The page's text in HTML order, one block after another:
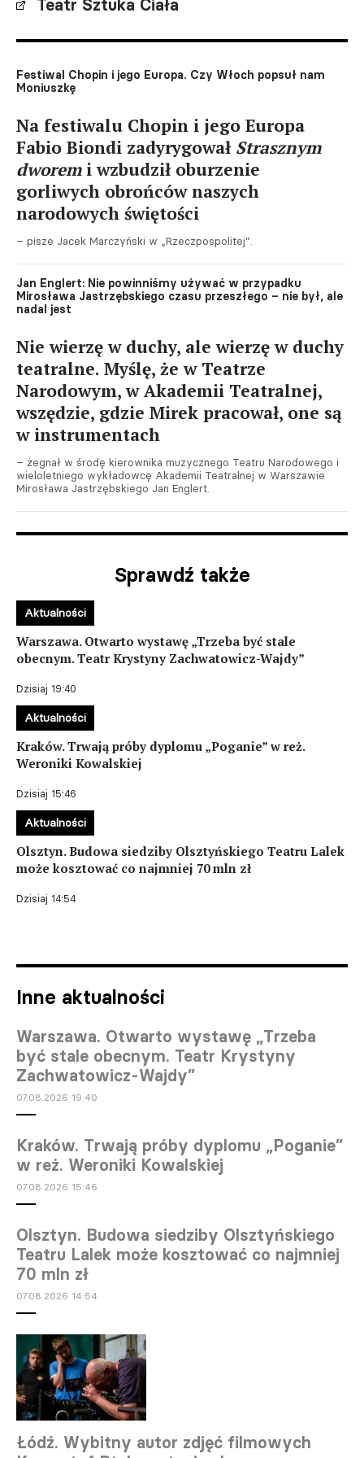
Teatr Sztuka Ciała
Festiwal Chopin i jego Europa. Czy Włoch popsuł nam
Moniuszkę
Na festiwalu Chopin i jego Europa
Fabio Biondi zadyrygował Strasznym
dworemi wzbudził oburzenie
gorliwych obrońców naszych
narodowych świętości
– pisze Jacek Marczyński w „Rzeczpospolitej”.
Jan Englert: Nie powinniśmy używać w przypadku
Mirosława Jastrzębskiego czasu przeszłego – nie był, ale
nadal jest
Nie wierzę w duchy, ale wierzę w duchy
teatralne. Myślę, że w Teatrze
Narodowym, w Akademii Teatralnej,
wszędzie, gdzie Mirek pracował, one są
w instrumentach
– żegnał w środę kierownika muzycznego Teatru Narodowego i
wieloletniego wykładowcę Akademii Teatralnej w Warszawie
Mirosława Jastrzębskiego Jan Englert.
Sprawdź także
Warszawa. Otwarto wystawę „Trzeba być stale
obecnym. Teatr Krystyny Zachwatowicz-Wajdy”
Dzisiaj 19:40
Aktualności
Kraków. Trwają próby dyplomu „Poganie” w reż.
Weroniki Kowalskiej
Dzisiaj 15:46
Aktualności
Olsztyn. Budowa siedziby Olsztyńskiego Teatru Lalek
może kosztować co najmniej 70 mln zł
Dzisiaj 14:54
Aktualności
Inne aktualności
Warszawa. Otwarto wystawę „Trzeba
być stale obecnym. Teatr Krystyny
Zachwatowicz-Wajdy”
07.08.2026 19:40
Kraków. Trwają próby dyplomu „Poganie”
w reż. Weroniki Kowalskiej
07.08.2026 15:46
Olsztyn. Budowa siedziby Olsztyńskiego
Teatru Lalek może kosztować co najmniej
70 mln zł
07.08.2026 14:54
Łódź. Wybitny autor zdjęć filmowych